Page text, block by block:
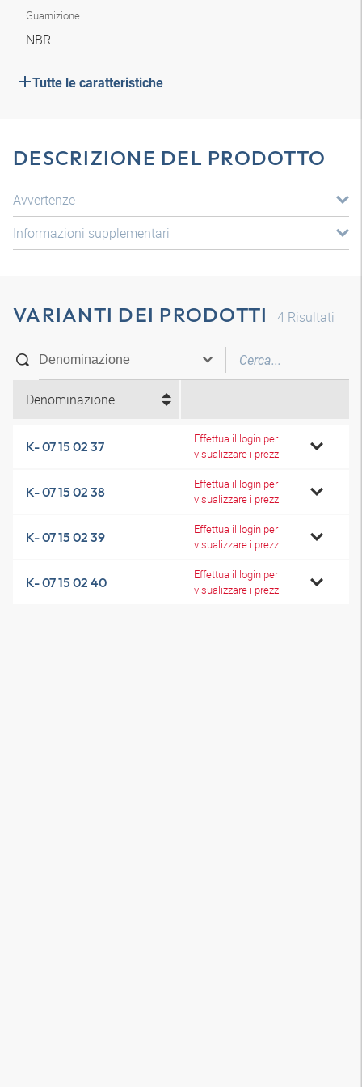
Guarnizione
NBR
Tutte le caratteristiche
DESCRIZIONE DEL PRODOTTO
Avvertenze
Informazioni supplementari
VARIANTI DEI PRODOTTI 4 Risultati
Denominazione
K- 07 15 02 37
Effettua il login per
visualizzare i prezzi
K- 07 15 02 38
Effettua il login per
visualizzare i prezzi
K- 07 15 02 39
Effettua il login per
visualizzare i prezzi
K- 07 15 02 40
Effettua il login per
visualizzare i prezzi